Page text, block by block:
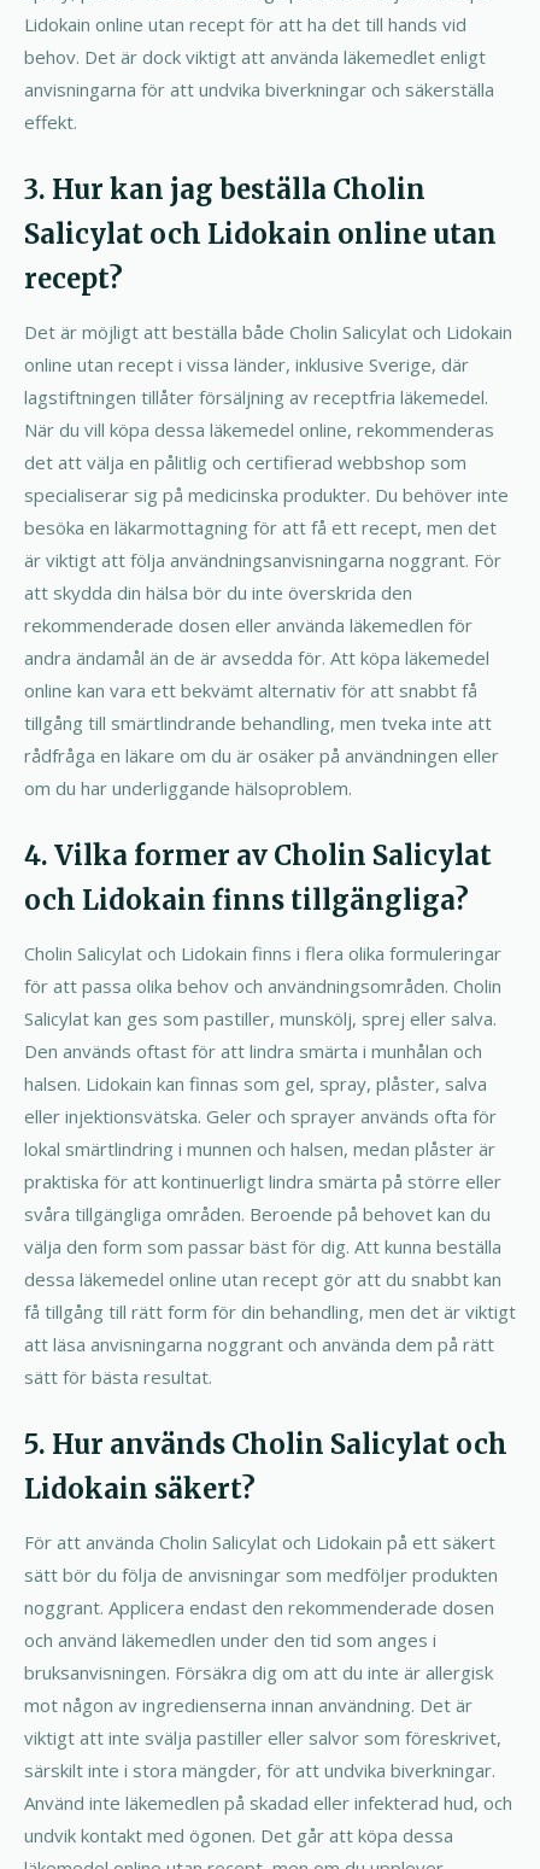
Lidokain online utan recept för att ha det till hands vid
behov. Det är dock viktigt att använda läkemedlet enligt
anvisningarna för att undvika biverkningar och säkerställa
effekt.
3. Hur kan jag beställa Cholin
Salicylat och Lidokain online utan
recept?
Det är möjligt att beställa både Cholin Salicylat och Lidokain
online utan recept i vissa länder, inklusive Sverige, där
lagstiftningen tillåter försäljning av receptfria läkemedel.
När du vill köpa dessa läkemedel online, rekommenderas
det att välja en pålitlig och certifierad webbshop som
specialiserar sig på medicinska produkter. Du behöver inte
besöka en läkarmottagning för att få ett recept, men det
är viktigt att följa användningsanvisningarna noggrant. För
att skydda din hälsa bör du inte överskrida den
rekommenderade dosen eller använda läkemedlen för
andra ändamål än de är avsedda för. Att köpa läkemedel
online kan vara ett bekvämt alternativ för att snabbt få
tillgång till smärtlindrande behandling, men tveka inte att
rådfråga en läkare om du är osäker på användningen eller
om du har underliggande hälsoproblem.
4. Vilka former av Cholin Salicylat
och Lidokain finns tillgängliga?
Cholin Salicylat och Lidokain finns i flera olika formuleringar
för att passa olika behov och användningsområden. Cholin
Salicylat kan ges som pastiller, munskölj, sprej eller salva.
Den används oftast för att lindra smärta i munhålan och
halsen. Lidokain kan finnas som gel, spray, plåster, salva
eller injektionsvätska. Geler och sprayer används ofta för
lokal smärtlindring i munnen och halsen, medan plåster är
praktiska för att kontinuerligt lindra smärta på större eller
svåra tillgängliga områden. Beroende på behovet kan du
välja den form som passar bäst för dig. Att kunna beställa
dessa läkemedel online utan recept gör att du snabbt kan
få tillgång till rätt form för din behandling, men det är viktigt
att läsa anvisningarna noggrant och använda dem på rätt
sätt för bästa resultat.
5. Hur används Cholin Salicylat och
Lidokain säkert?
För att använda Cholin Salicylat och Lidokain på ett säkert
sätt bör du följa de anvisningar som medföljer produkten
noggrant. Applicera endast den rekommenderade dosen
och använd läkemedlen under den tid som anges i
bruksanvisningen. Försäkra dig om att du inte är allergisk
mot någon av ingredienserna innan användning. Det är
viktigt att inte svälja pastiller eller salvor som föreskrivet,
särskilt inte i stora mängder, för att undvika biverkningar.
Använd inte läkemedlen på skadad eller infekterad hud, och
undvik kontakt med ögonen. Det går att köpa dessa